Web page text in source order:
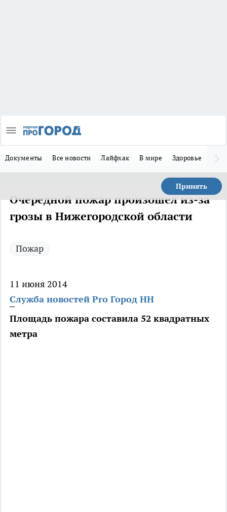
Документы Все новости Лайфхак В мире Здоровье
Принять
Очередной пожар произошел из-за
грозы в Нижегородской области
Пожар
11 июня 2014
Служба новостей Pro Город НН
Площадь пожара составила 52 квадратных
метра